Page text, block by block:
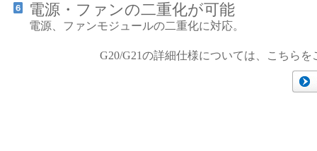
電源・ファンの二重化が可能
電源、ファンモジュールの二重化に対応。
G20/G21の詳細仕様については、こちら